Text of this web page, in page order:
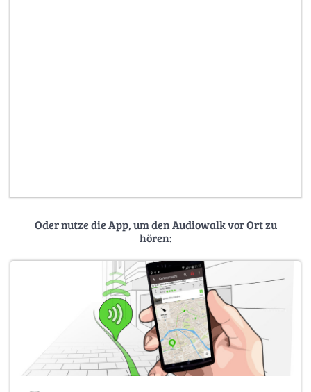
Oder nutze die App, um den Audiowalk vor Ort zu
hören: